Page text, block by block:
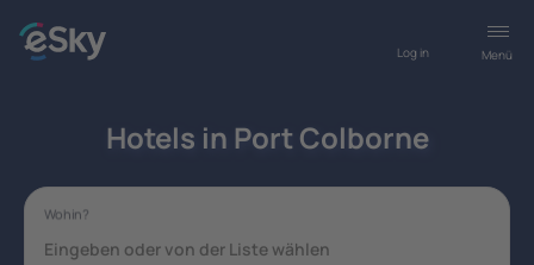
Menü
Log in
Hotels in Port Colborne